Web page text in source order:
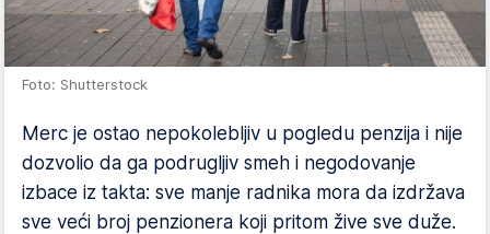
Foto: Shutterstock
Merc je ostao nepokolebljiv u pogledu penzija i nije
dozvolio da ga podrugljiv smeh i negodovanje
izbace iz takta: sve manje radnika mora da izdržava
sve veći broj penzionera koji pritom žive sve duže.